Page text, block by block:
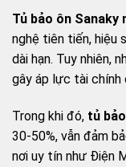
Tủ bảo ôn Sanaky
nghệ tiên tiến, hiệu
dài hạn. Tuy nhiên,
gây áp lực tài chính
Trong khi đó, tủ
30-50%, vẫn đảm
nơi uy tín như Điện